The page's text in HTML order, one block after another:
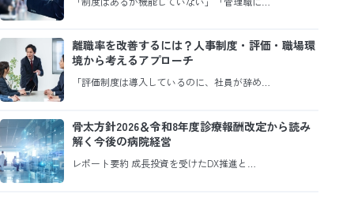
離職率を改善するには？人事制度・評価・職場環
境から考えるアプローチ
「評価制度は導入しているのに、社員が辞め…
骨太方針2026＆令和8年度診療報酬改定から読み
解く今後の病院経営
レポート要約 成長投資を受けたDX推進と…